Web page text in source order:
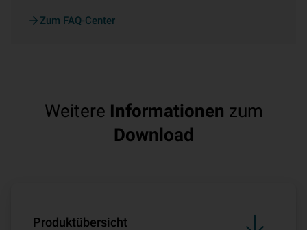
Zum FAQ-Center
Weitere Informationen zum
Download
Produktübersicht